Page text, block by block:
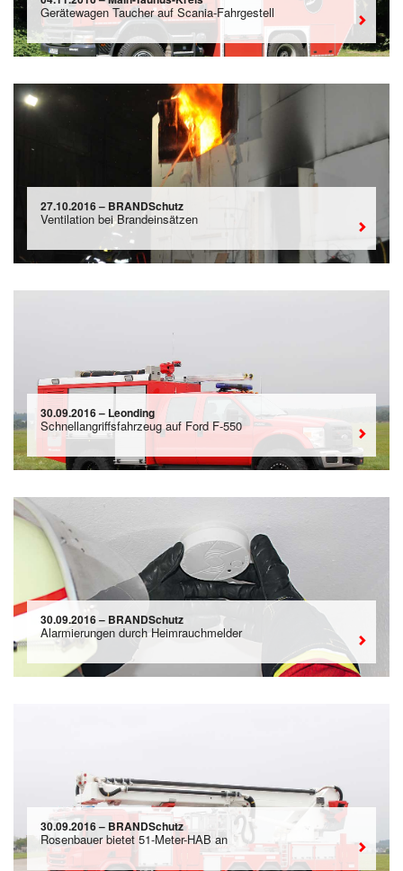
Gerätewagen Taucher auf Scania-Fahrgestell
27.10.2016 – BRANDSchutz
Ventilation bei Brandeinsätzen
30.09.2016 – Leonding
Schnellangriffsfahrzeug auf Ford F-550
30.09.2016 – BRANDSchutz
Alarmierungen durch Heimrauchmelder
30.09.2016 – BRANDSchutz
Rosenbauer bietet 51-Meter-HAB an